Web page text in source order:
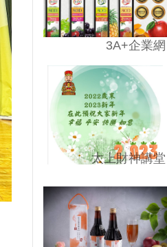
3A+企業網
太上財神講堂